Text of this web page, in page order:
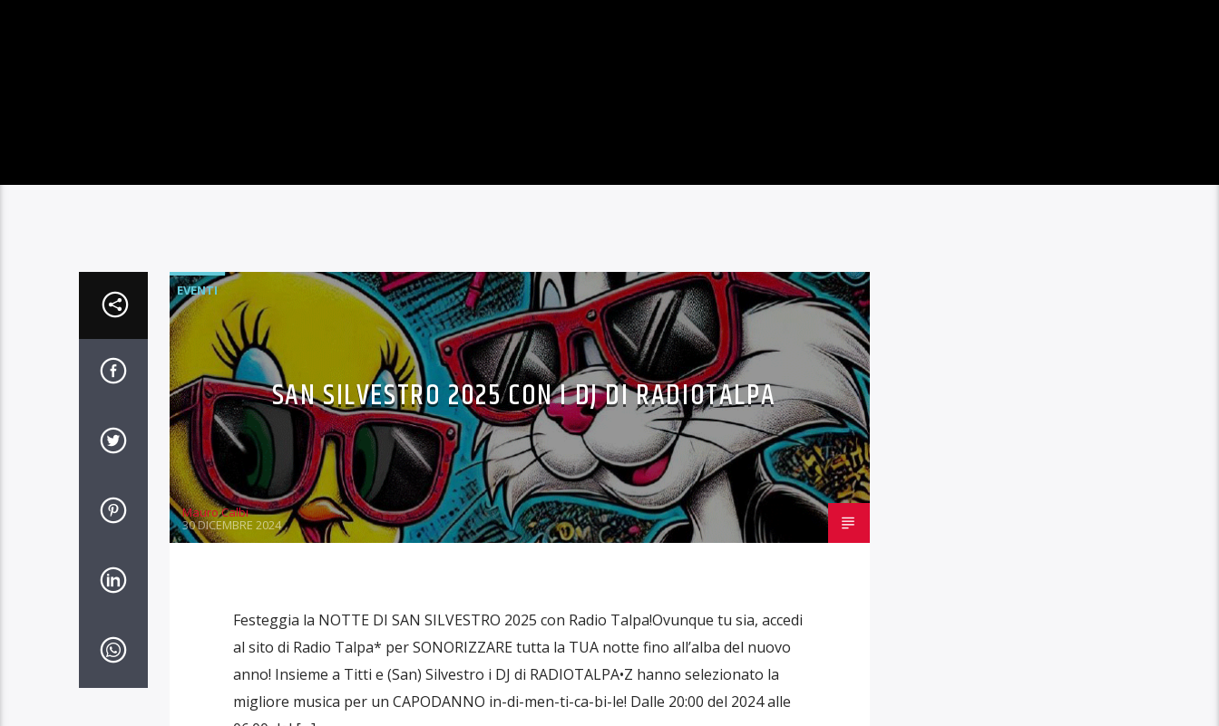
EVENTI
SAN SILVESTRO 2025 CON I DJ DI RADIOTALPA
Mauro Calbi
30 DICEMBRE 2024
Festeggia la NOTTE DI SAN SILVESTRO 2025 con Radio Talpa!Ovunque tu sia, accedi
al sito di Radio Talpa* per SONORIZZARE tutta la TUA notte fino all’alba del nuovo
anno! Insieme a Titti e (San) Silvestro i DJ di RADIOTALPA•Z hanno selezionato la
migliore musica per un CAPODANNO in-di-men-ti-ca-bi-le! Dalle 20:00 del 2024 alle